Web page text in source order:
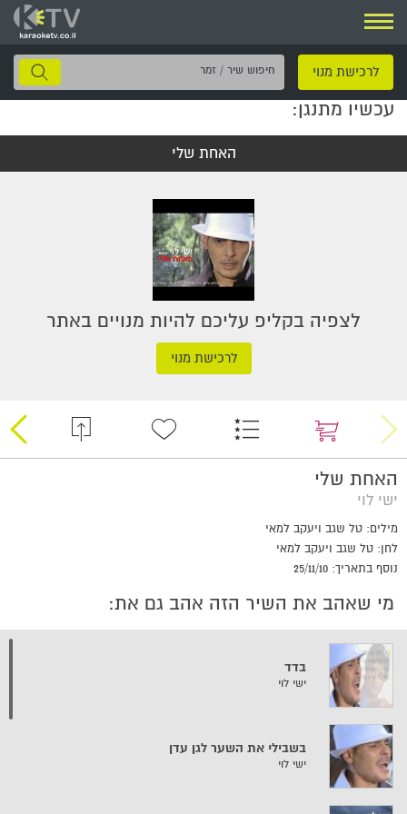
ניווט
לרכישת מנוי
חיפוש
שיר
עכשיו מתנגן:
האחת שלי
לצפיה בקליפ עליכם להיות מנויים באתר
לרכישת מנוי
האחת שלי
ישי לוי
מילים: טל שגב ויעקב למאי
לחן: טל שגב ויעקב למאי
נוסף בתאריך: 25/11/10
מי שאהב את השיר הזה אהב גם את:
בדד
ישי לוי
בשבילי את השער לגן עדן
ישי לוי